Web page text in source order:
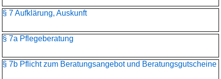
§ 7 Aufklärung, Auskunft
§ 7a Pflegeberatung
§ 7b Pflicht zum Beratungsangebot und Beratungsgutscheine